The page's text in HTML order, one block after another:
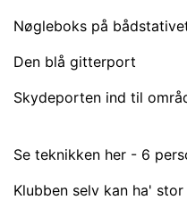
Nøgleboks på
Den blå gitterport
Skydeporten ind til
Se teknikken her - 6
Klubben selv kan ha'